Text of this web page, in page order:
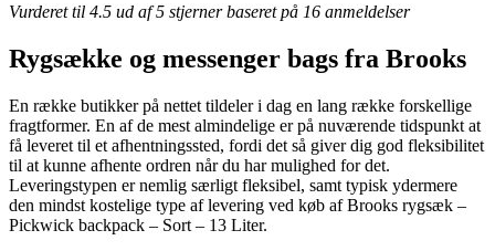
Vurderet til 4.5 ud af 5 stjerner baseret på 16 anmeldelser
Rygsække og messenger bags fra Brooks
En række butikker på nettet tildeler i dag en lang række forskellige
fragtformer. En af de mest almindelige er på nuværende tidspunkt at
få leveret til et afhentningssted, fordi det så giver dig god fleksibilitet
til at kunne afhente ordren når du har mulighed for det.
Leveringstypen er nemlig særligt fleksibel, samt typisk ydermere
den mindst kostelige type af levering ved køb af Brooks rygsæk –
Pickwick backpack – Sort – 13 Liter.